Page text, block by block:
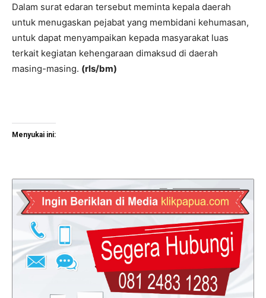
Dalam surat edaran tersebut meminta kepala daerah
untuk menugaskan pejabat yang membidani kehumasan,
untuk dapat menyampaikan kepada masyarakat luas
terkait kegiatan kehengaraan dimaksud di daerah
masing-masing. (rls/bm)
Menyukai ini: